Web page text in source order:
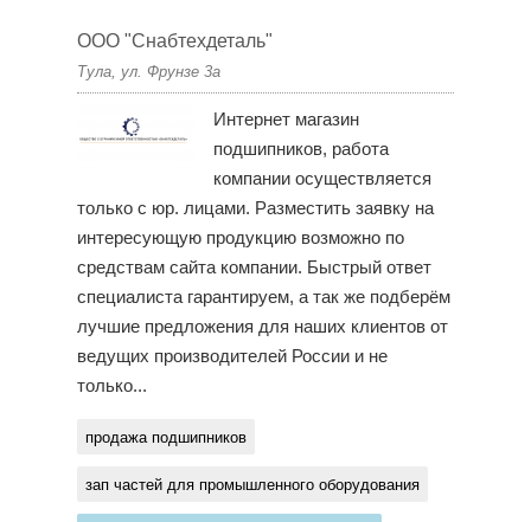
ООО "Снабтехдеталь"
Тула, ул. Фрунзе 3а
Интернет магазин
подшипников, работа
компании осуществляется
только с юр. лицами. Разместить заявку на
интересующую продукцию возможно по
средствам сайта компании. Быстрый ответ
специалиста гарантируем, а так же подберём
лучшие предложения для наших клиентов от
ведущих производителей России и не
только...
продажа подшипников
зап частей для промышленного оборудования